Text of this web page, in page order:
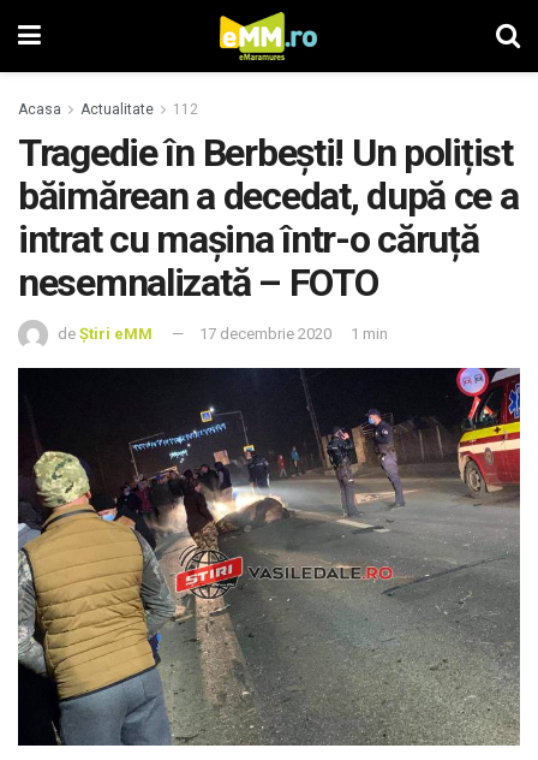
Acasa Actualitate 112
Tragedie în Berbești! Un polițist
băimărean a decedat, după ce a
intrat cu mașina într-o căruță
nesemnalizată – FOTO
de Știri eMM 17 decembrie 2020 1 min